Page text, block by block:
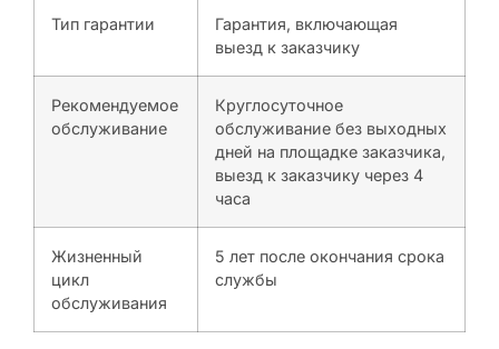
Тип гарантии
Гарантия, включающая
выезд к заказчику
Рекомендуемое
обслуживание
Круглосуточное
обслуживание без выходных
дней на площадке заказчика,
выезд к заказчику через 4
часа
Жизненный
цикл
обслуживания
5 лет после окончания срока
службы